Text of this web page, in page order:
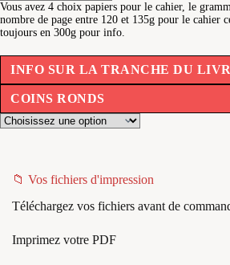
Vous avez 4 choix papiers pour le cahier, le
nombre de page entre 120 et 135g pour le cahier
toujours en 300g pour info.
INFO SUR LA TRANCHE DU
COINS RONDS
📁 Vos fichiers d'impression
Téléchargez vos fichiers avant de
Imprimez votre PDF